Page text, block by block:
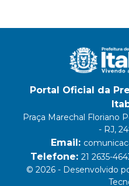
Portal Oficial da
Praça Marechal Floriano
- RJ,
Email:
Telefone: 21 2635-
© 2026 - Desenvolvido